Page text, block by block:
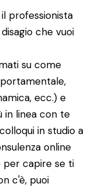
professionista
che vuoi
su come
ecc.) e
in linea con te
in studio a
online
per capire se ti
c'è, puoi